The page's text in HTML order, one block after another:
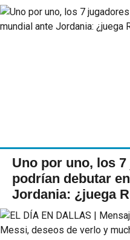
Uno por uno, los
podrían debutar
Jordania: ¿juega